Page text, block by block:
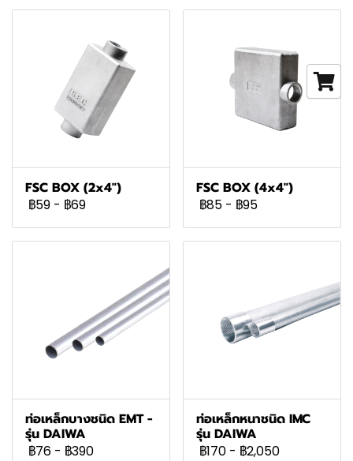
FSC BOX (2x4")
฿59 - ฿69
FSC BOX (4x4")
฿85 - ฿95
ท่อเหล็กบางชนิด EMT -
รุ่น DAIWA
฿76 - ฿390
ท่อเหล็กหนาชนิด IMC
รุ่น DAIWA
฿170 - ฿2,050